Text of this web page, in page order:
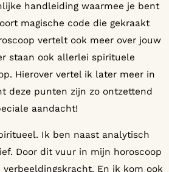
handleiding waarmee je bent
magische code die gekraakt
vertelt ook meer over jouw
staan ook allerlei spirituele
Hierover vertel ik later meer in
deze punten zijn zo ontzettend
aandacht!
Ik ben naast analytisch
Door dit vuur in mijn horoscoop
En ik kom ook